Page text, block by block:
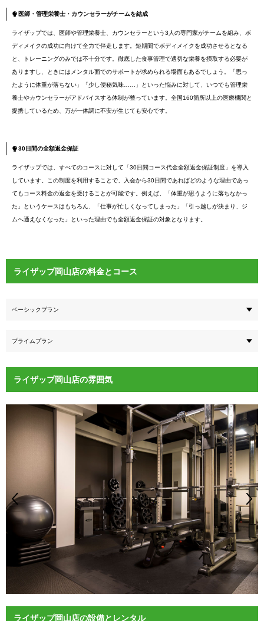
医師・管理栄養士・カウンセラーがチームを結成
ライザップでは、医師や管理栄養士、カウンセラーという3人の専門家がチームを組み、ボ
ディメイクの成功に向けて全力で伴走します。短期間でボディメイクを成功させるとなる
と、トレーニングのみでは不十分です。徹底した食事管理で適切な栄養を摂取する必要が
ありますし、ときにはメンタル面でのサポートが求められる場面もあるでしょう。「思っ
たように体重が落ちない」「少し便秘気味……」といった悩みに対して、いつでも管理栄
養士やカウンセラーがアドバイスする体制が整っています。全国160箇所以上の医療機関と
提携しているため、万が一体調に不安が生じても安心です。
30日間の全額返金保証
ライザップでは、すべてのコースに対して「30日間コース代金全額返金保証制度」を導入
しています。この制度を利用することで、入会から30日間であればどのような理由であっ
てもコース料金の返金を受けることが可能です。例えば、「体重が思うように落ちなかっ
た」というケースはもちろん、「仕事が忙しくなってしまった」「引っ越しが決まり、ジ
ムへ通えなくなった」といった理由でも全額返金保証の対象となります。
ライザップ岡山店の料金とコース
ベーシックプラン
プライムプラン
ライザップ岡山店の雰囲気
ライザップ岡山店の設備とレンタル